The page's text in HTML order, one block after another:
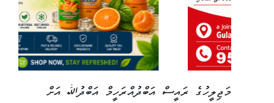
މަޖިލީހުގެ ރައީސް އަބްދުއްރަހީމް އަބްދުﷲ އަށް